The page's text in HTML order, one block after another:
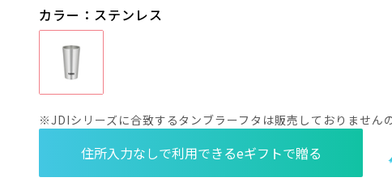
カラー：ステンレス
※JDIシリーズに合致するタンブラーフタは販売しておりません